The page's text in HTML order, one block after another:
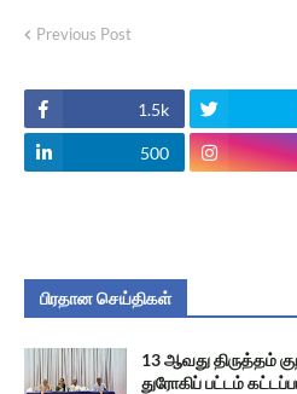
Previous Post
1.5k
500
பிரதான செய்திகள்
13 ஆவது திருத்தம்
துரோகிப் பட்டம்